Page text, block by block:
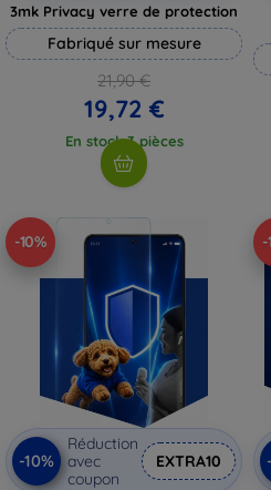
3mk Privacy verre de protection
Fabriqué sur mesure
21,90 €
19,72 €
En stock 3 pièces
-10%
-10%
Réduction
avec
coupon
EXTRA10
-